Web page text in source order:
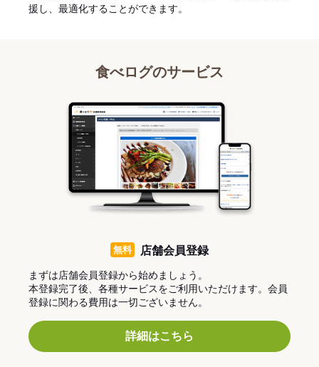
援し、最適化することができます。
食べログのサービス
無料 店舗会員登録
まずは店舗会員登録から始めましょう。
本登録完了後、各種サービスをご利用いただけます。会員
登録に関わる費用は一切ございません。
詳細はこちら